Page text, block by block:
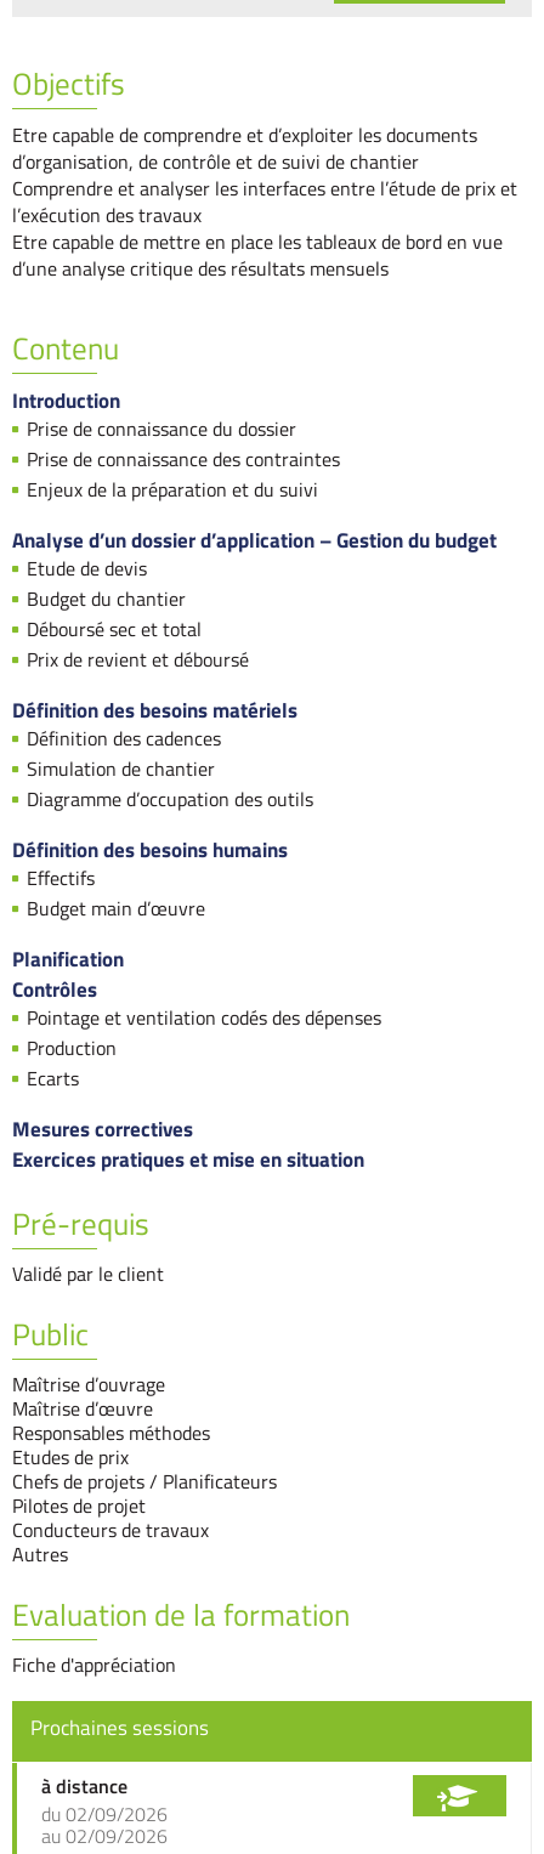
Objectifs
Etre capable de comprendre et d’exploiter les documents
d’organisation, de contrôle et de suivi de chantier
Comprendre et analyser les interfaces entre l’étude de prix et
l’exécution des travaux
Etre capable de mettre en place les tableaux de bord en vue
d’une analyse critique des résultats mensuels
Contenu
Introduction
Prise de connaissance du dossier
Prise de connaissance des contraintes
Enjeux de la préparation et du suivi
Analyse d’un dossier d’application – Gestion du budget
Etude de devis
Budget du chantier
Déboursé sec et total
Prix de revient et déboursé
Définition des besoins matériels
Définition des cadences
Simulation de chantier
Diagramme d’occupation des outils
Définition des besoins humains
Effectifs
Budget main d’œuvre
Planification
Contrôles
Pointage et ventilation codés des dépenses
Production
Ecarts
Mesures correctives
Exercices pratiques et mise en situation
Pré-requis
Validé par le client
Public
Maîtrise d’ouvrage
Maîtrise d’œuvre
Responsables méthodes
Etudes de prix
Chefs de projets / Planificateurs
Pilotes de projet
Conducteurs de travaux
Autres
Evaluation de la formation
Fiche d'appréciation
Prochaines sessions
à distance
du 02/09/2026
au 02/09/2026